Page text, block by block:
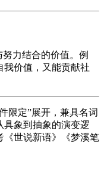
力结合的价值。例
我价值，又能贡献社
限定”展开，兼具名词
具象到抽象的演变逻
《世说新语》《梦溪笔